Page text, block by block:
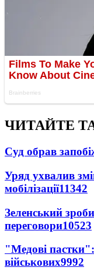
ЧИТАЙТЕ
Суд обрав
Уряд ухвалив
мобілізації11342
Зеленський
переговори10523
"Медові
військових9992